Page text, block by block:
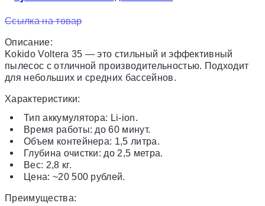
Ссылка на товар
Описание:
Kokido Voltera 35 — это стильный и эффективный
пылесос с отличной производительностью. Подходит
для небольших и средних бассейнов.
Характеристики:
Тип аккумулятора: Li-ion.
Время работы: до 60 минут.
Объем контейнера: 1,5 литра.
Глубина очистки: до 2,5 метра.
Вес: 2,8 кг.
Цена: ~20 500 рублей.
Преимущества: